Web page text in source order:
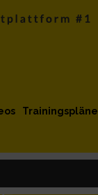
Trainingspläne